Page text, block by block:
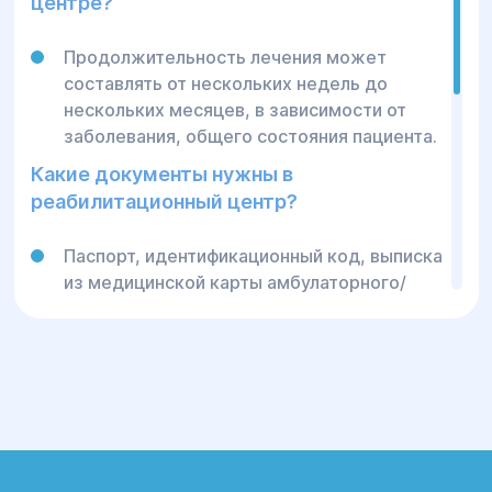
реабилитации
Проведение реабилитационных
мероприятий
Оценка динамики и корректировка
плана
Оценка состояния после реабилитации
Выписка с рекомендациями для
Почему выбирают
Продолжительность лечения может
составлять от нескольких недель до
нескольких месяцев, в зависимости от
заболевания, общего состояния пациента.
Какие документы нужны в
реабилитационный центр?
Паспорт, идентификационный код, выписка
из медицинской карты амбулаторного/
Какие анализы нужны в